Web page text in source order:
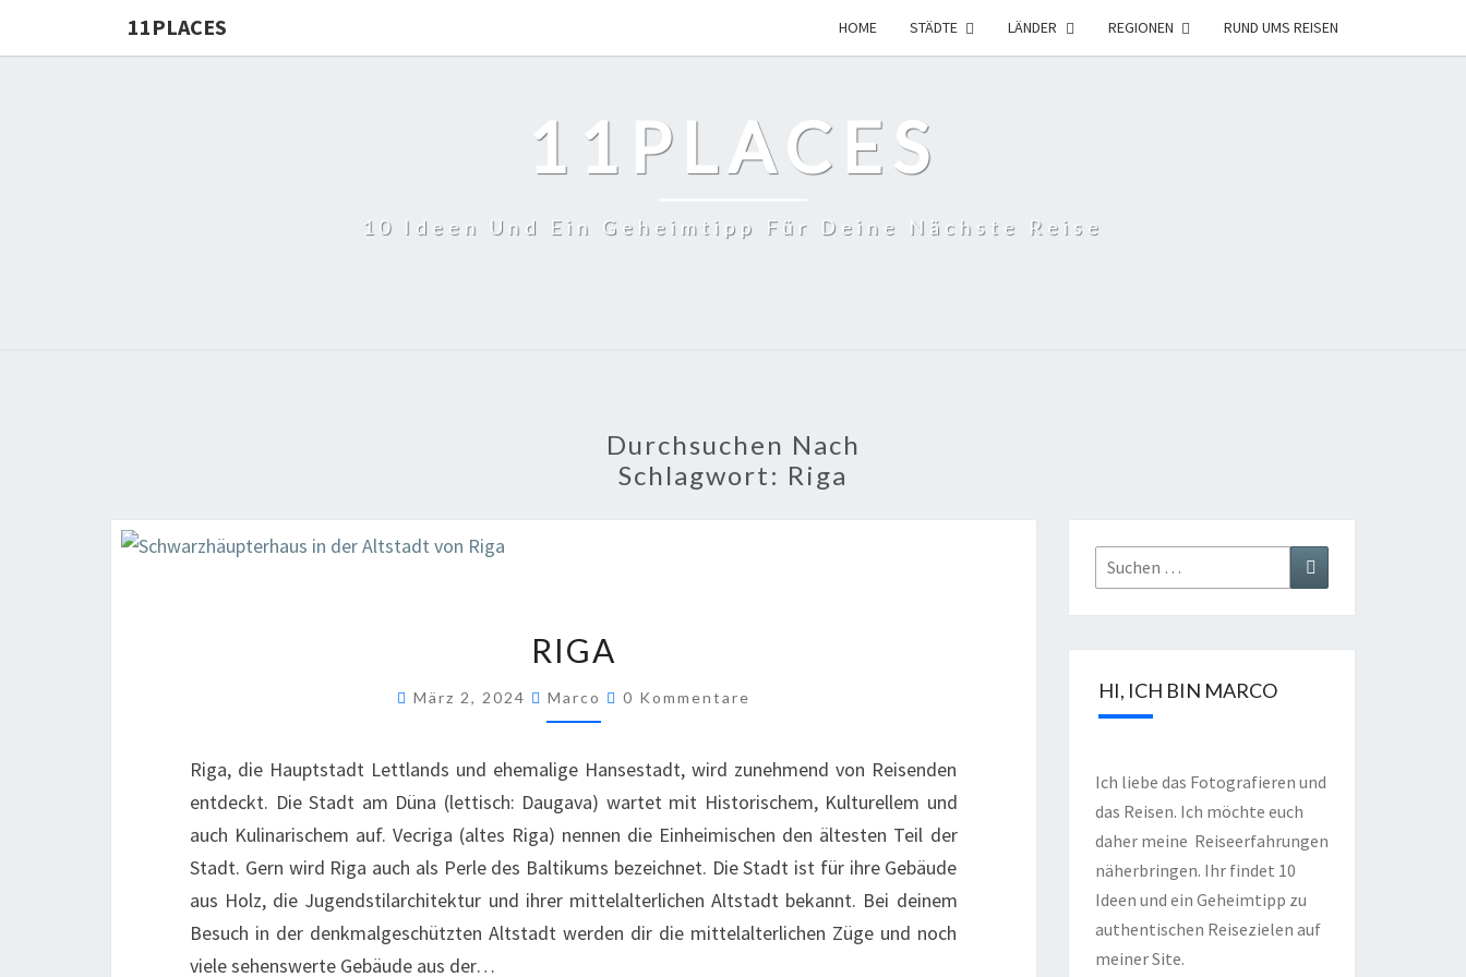
11PLACES HOME STÄDTE LÄNDER REGIONEN RUND UMS REISEN
11PLACES
10 Ideen Und Ein Geheimtipp Für Deine Nächste Reise
Durchsuchen Nach
Schlagwort: Riga
RIGA
März 2, 2024 Marco 0 Kommentare
Riga, die Hauptstadt Lettlands und ehemalige Hansestadt, wird zunehmend von Reisenden
entdeckt. Die Stadt am Düna (lettisch: Daugava) wartet mit Historischem, Kulturellem und
auch Kulinarischem auf. Vecriga (altes Riga) nennen die Einheimischen den ältesten Teil der
Stadt. Gern wird Riga auch als Perle des Baltikums bezeichnet. Die Stadt ist für ihre Gebäude
aus Holz, die Jugendstilarchitektur und ihrer mittelalterlichen Altstadt bekannt. Bei deinem
Besuch in der denkmalgeschützten Altstadt werden dir die mittelalterlichen Züge und noch
viele sehenswerte Gebäude aus der…
HI, ICH BIN MARCO
Ich liebe das Fotografieren und
das Reisen. Ich möchte euch
daher meine Reiseerfahrungen
näherbringen. Ihr findet 10
Ideen und ein Geheimtipp zu
authentischen Reisezielen auf
meiner Site.